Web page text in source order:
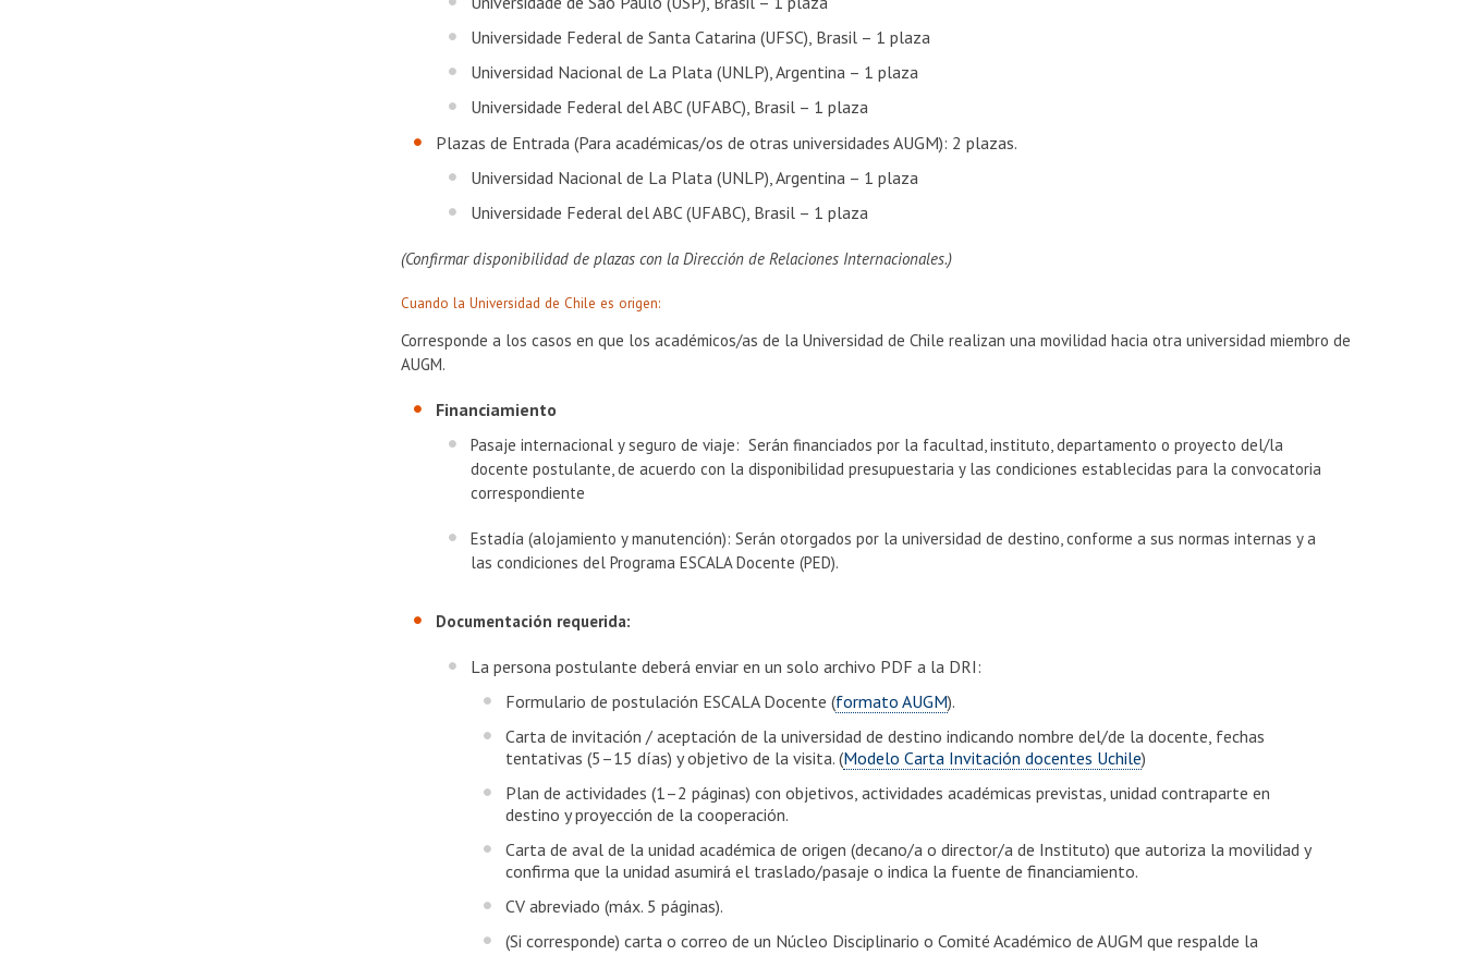
Universidade Federal de Santa Catarina (UFSC), Brasil – 1 plaza
Universidad Nacional de La Plata (UNLP), Argentina – 1 plaza
Universidade Federal del ABC (UFABC), Brasil – 1 plaza
Plazas de Entrada (Para académicas/os de otras universidades AUGM): 2 plazas.
Universidad Nacional de La Plata (UNLP), Argentina – 1 plaza
Universidade Federal del ABC (UFABC), Brasil – 1 plaza
​(Confirmar disponibilidad de plazas con la Dirección de Relaciones Internacionales.)
Cuando la Universidad de Chile es origen:
Corresponde a los casos en que los académicos/as de la Universidad de Chile realizan una movilidad hacia otra universidad miembro de
AUGM.
Financiamiento
Pasaje internacional y seguro de viaje: Serán financiados por la facultad, instituto, departamento o proyecto del/la
docente postulante, de acuerdo con la disponibilidad presupuestaria y las condiciones establecidas para la convocatoria
correspondiente
Estadía (alojamiento y manutención): Serán otorgados por la universidad de destino, conforme a sus normas internas y a
las condiciones del Programa ESCALA Docente (PED).
Documentación requerida:
​La persona postulante deberá enviar en un solo archivo PDF a la DRI:
Formulario de postulación ESCALA Docente (formato AUGM).
Carta de invitación / aceptación de la universidad de destino indicando nombre del/de la docente, fechas
tentativas (5–15 días) y objetivo de la visita. (Modelo Carta Invitación docentes Uchile)
Plan de actividades (1–2 páginas) con objetivos, actividades académicas previstas, unidad contraparte en
destino y proyección de la cooperación.
Carta de aval de la unidad académica de origen (decano/a o director/a de Instituto) que autoriza la movilidad y
confirma que la unidad asumirá el traslado/pasaje o indica la fuente de financiamiento.
CV abreviado (máx. 5 páginas).
(Si corresponde) carta o correo de un Núcleo Disciplinario o Comité Académico de AUGM que respalde la